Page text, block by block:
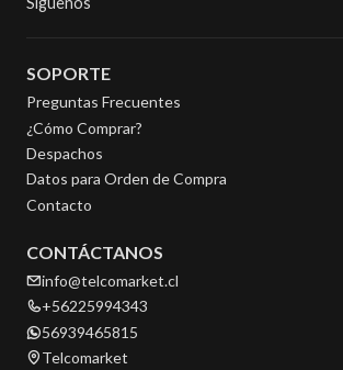
SOPORTE
Preguntas Frecuentes
¿Cómo Comprar?
Despachos
Datos para Orden de Compra
Contacto
CONTÁCTANOS
info@telcomarket.cl
+56225994343
56939465815
Telcomarket